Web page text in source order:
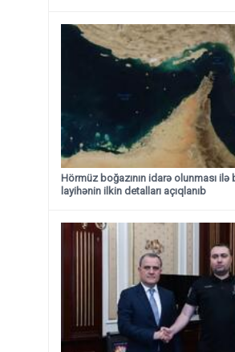
Hörmüz boğazının idarə olunması ilə
layihənin ilkin detalları açıqlanıb